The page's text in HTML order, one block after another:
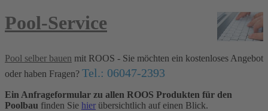
Pool-Service
Pool selber bauen mit ROOS - Sie möchten ein kostenloses Angebot
oder haben Fragen? Tel.: 06047-2393
Ein Anfrageformular zu allen ROOS Produkten für den
Poolbau finden Sie hier übersichtlich auf einen Blick.